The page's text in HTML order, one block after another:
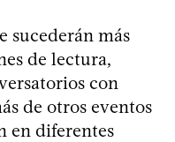
sucederán más
de lectura,
con
de otros eventos
en diferentes